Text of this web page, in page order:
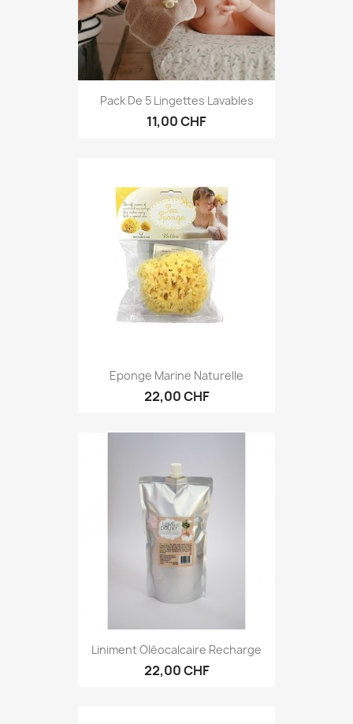
Pack De 5 Lingettes Lavables
11,00 CHF
Eponge Marine Naturelle
22,00 CHF
Liniment Oléocalcaire Recharge
22,00 CHF